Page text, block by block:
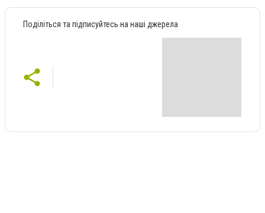
Поділіться та підписуйтесь на наші джерела